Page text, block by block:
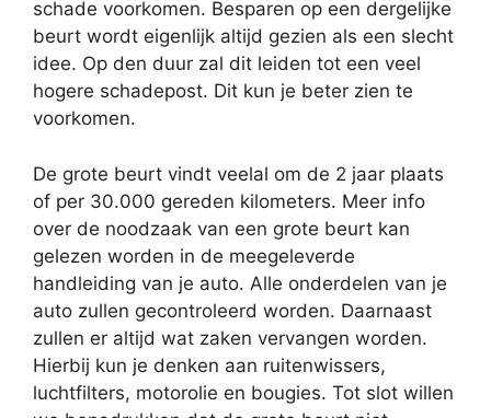
schade voorkomen. Besparen op een dergelijke
beurt wordt eigenlijk altijd gezien als een slecht
idee. Op den duur zal dit leiden tot een veel
hogere schadepost. Dit kun je beter zien te
voorkomen.
De grote beurt vindt veelal om de 2 jaar plaats
of per 30.000 gereden kilometers. Meer info
over de noodzaak van een grote beurt kan
gelezen worden in de meegeleverde
handleiding van je auto. Alle onderdelen van je
auto zullen gecontroleerd worden. Daarnaast
zullen er altijd wat zaken vervangen worden.
Hierbij kun je denken aan ruitenwissers,
luchtfilters, motorolie en bougies. Tot slot willen